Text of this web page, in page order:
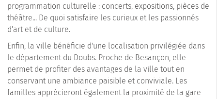
programmation culturelle : concerts, expositions, pièces de
théâtre... De quoi satisfaire les curieux et les passionnés
d'art et de culture.
Enfin, la ville bénéficie d'une localisation privilégiée dans
le département du Doubs. Proche de Besançon, elle
permet de profiter des avantages de la ville tout en
conservant une ambiance paisible et conviviale. Les
familles apprécieront également la proximité de la gare